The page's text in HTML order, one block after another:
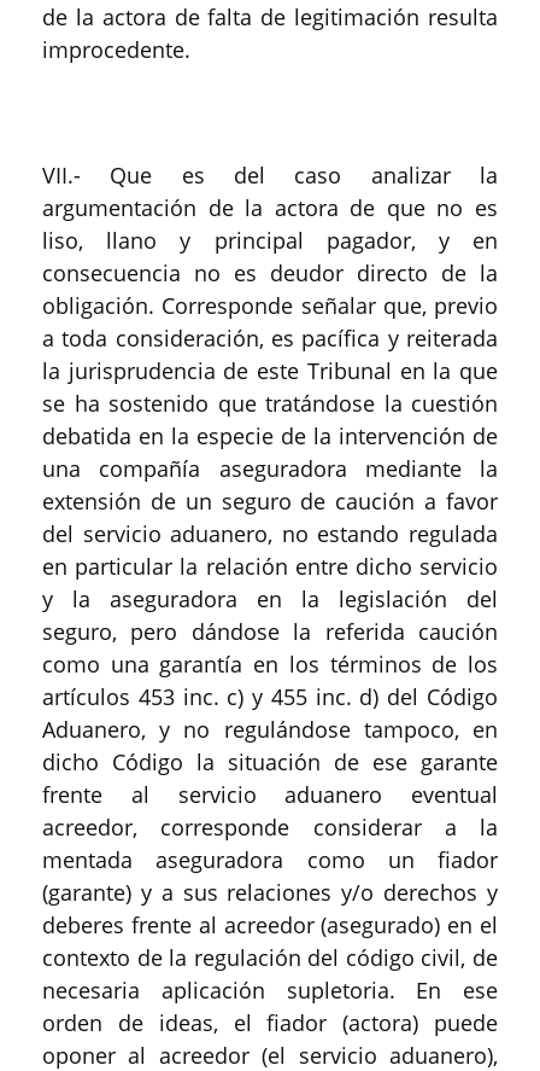
de la actora de falta de legitimación resulta
improcedente.
VII.- Que es del caso analizar la
argumentación de la actora de que no es
liso, llano y principal pagador, y en
consecuencia no es deudor directo de la
obligación. Corresponde señalar que, previo
a toda consideración, es pacífica y reiterada
la jurisprudencia de este Tribunal en la que
se ha sostenido que tratándose la cuestión
debatida en la especie de la intervención de
una compañía aseguradora mediante la
extensión de un seguro de caución a favor
del servicio aduanero, no estando regulada
en particular la relación entre dicho servicio
y la aseguradora en la legislación del
seguro, pero dándose la referida caución
como una garantía en los términos de los
artículos 453 inc. c) y 455 inc. d) del Código
Aduanero, y no regulándose tampoco, en
dicho Código la situación de ese garante
frente al servicio aduanero eventual
acreedor, corresponde considerar a la
mentada aseguradora como un fiador
(garante) y a sus relaciones y/o derechos y
deberes frente al acreedor (asegurado) en el
contexto de la regulación del código civil, de
necesaria aplicación supletoria. En ese
orden de ideas, el fiador (actora) puede
oponer al acreedor (el servicio aduanero),